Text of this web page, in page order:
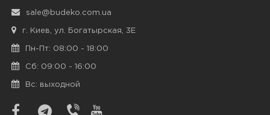
sale@budeko.com.ua
г. Киев, ул. Богатырская, 3Е
Пн-Пт: 08:00 - 18:00
Сб: 09:00 - 16:00
Вс: выходной